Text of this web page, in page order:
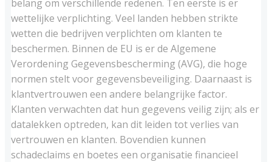
belang om verschillende redenen. Ten eerste is er
wettelijke verplichting. Veel landen hebben strikte
wetten die bedrijven verplichten om klanten te
beschermen. Binnen de EU is er de Algemene
Verordening Gegevensbescherming (AVG), die hoge
normen stelt voor gegevensbeveiliging. Daarnaast is
klantvertrouwen een andere belangrijke factor.
Klanten verwachten dat hun gegevens veilig zijn; als er
datalekken optreden, kan dit leiden tot verlies van
vertrouwen en klanten. Bovendien kunnen
schadeclaims en boetes een organisatie financieel